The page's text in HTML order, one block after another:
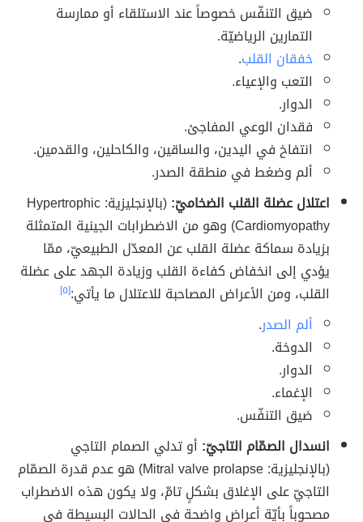
ضيق التنفّس خصوصاً عند الاستلقاء أو ممارسة
التمارين الرياضيّة.
خفقان القلب.
التعب والإعياء.
الدوار.
فقدان الوعي المفاجئ.
انتفاخ في اليدين، والساقين، والكاحلين، والقدمين.
ألم وضغط في منطقة الصدر.
اعتلال عضلة القلب الضخاميّ:
(بالإنجليزية: Hypertrophic
Cardiomyopathy) وهو من الاضطرابات الجينية المتمثلة
بزيادة سماكة عضلة القلب عن المعدّل الطبيعيّ، ممّا
يؤدي إلى انخفاض كفاءة القلب وزيادة الجهد على عضلة
القلب، ومن الأعراض المصاحبة للاعتلال ما يأتي:[٥]
ألم الصدر.
الدوخة.
الدوار.
الإغماء.
ضيق التنفّس.
انسدال الصمّام التاجيّ: أو تدلي الصمام التاجي
(بالإنجليزية: Mitral valve prolapse) هو عدم قدرة الصمّام
التاجيّ على الإغلاق بشكلٍ تامّ، ولا يكون هذه الاضطراب
مصحوباً بأيّة أعراض واضحة في الحالات البسيطة في